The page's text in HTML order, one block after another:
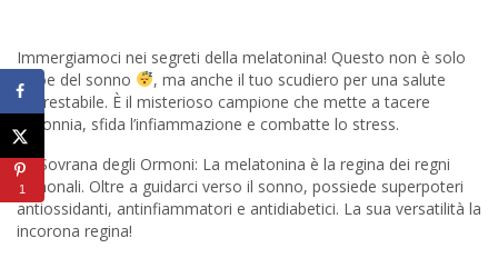
Immergiamoci nei segreti della melatonina! Questo non è solo
l’eroe del sonno
, ma anche il tuo scudiero per una salute
inarrestabile. È il misterioso campione che mette a tacere
l’insonnia, sfida l’infiammazione e combatte lo stress.
Sovrana degli Ormoni: La melatonina è la regina dei regni
ormonali. Oltre a guidarci verso il sonno, possiede superpoteri
antiossidanti, antinfiammatori e antidiabetici. La sua versatilità la
incorona regina!
1